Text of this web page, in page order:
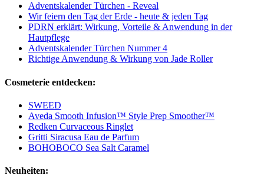
Adventskalender Türchen - Reveal
Wir feiern den Tag der Erde - heute & jeden Tag
PDRN erklärt: Wirkung, Vorteile & Anwendung in der
Hautpflege
Adventskalender Türchen Nummer 4
Richtige Anwendung & Wirkung von Jade Roller
Cosmeterie entdecken:
SWEED
Aveda Smooth Infusion™ Style Prep Smoother™
Redken Curvaceous Ringlet
Gritti Siracusa Eau de Parfum
BOHOBOCO Sea Salt Caramel
Neuheiten: